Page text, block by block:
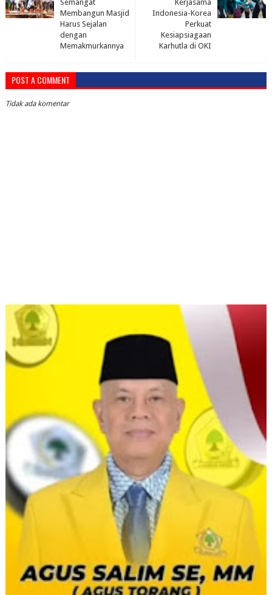
Kerjasama
Indonesia-Korea
Perkuat
Kesiapsiagaan
Karhutla di OKI
Semangat
Membangun Masjid
Harus Sejalan
dengan
Memakmurkannya
POST A COMMENT
Tidak ada komentar